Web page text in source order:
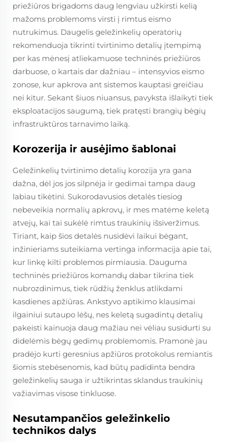
priežiūros brigadoms daug lengviau užkirsti kelią
mažoms problemoms virsti į rimtus eismo
nutrukimus. Daugelis geležinkelių operatorių
rekomenduoja tikrinti tvirtinimo detalių įtempimą
per kas mėnesį atliekamuose techninės priežiūros
darbuose, o kartais dar dažniau – intensyvios eismo
zonose, kur apkrova ant sistemos kauptasi greičiau
nei kitur. Sekant šiuos niuansus, pavyksta išlaikyti tiek
eksploatacijos saugumą, tiek pratęsti brangių bėgių
infrastruktūros tarnavimo laiką.
Korozerija ir ausėjimo šablonai
Geležinkelių tvirtinimo detalių korozija yra gana
dažna, dėl jos jos silpnėja ir gedimai tampa daug
labiau tikėtini. Sukorodavusios detalės tiesiog
nebeveikia normalių apkrovų, ir mes matėme keletą
atvejų, kai tai sukėlė rimtus traukinių išsiveržimus.
Tiriant, kaip šios detalės nusidėvi laikui bėgant,
inžinieriams suteikiama vertinga informacija apie tai,
kur linkę kilti problemos pirmiausia. Dauguma
techninės priežiūros komandų dabar tikrina tiek
nubrozdinimus, tiek rūdžių ženklus atlikdami
kasdienes apžiūras. Ankstyvo aptikimo klausimai
ilgainiui sutaupo lėšų, nes keletą sugadintų detalių
pakeisti kainuoja daug mažiau nei vėliau susidurti su
didelėmis bėgų gedimų problemomis. Pramonė jau
pradėjo kurti geresnius apžiūros protokolus remiantis
šiomis stebėsenomis, kad būtų padidinta bendra
geležinkelių sauga ir užtikrintas sklandus traukinių
važiavimas visose tinkluose.
Nesutampančios geležinkelio
technikos dalys